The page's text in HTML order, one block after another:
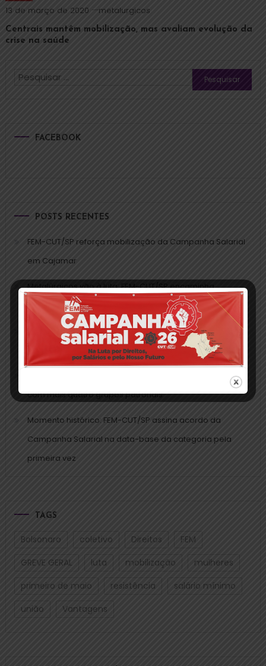
13 de março de 2020 metalurgicos
Centrais mantêm mobilização, mas avaliam evolução da
crise na saúde
FACEBOOK
POSTS RECENTES
FEM-CUT/SP reforça mobilização da Campanha Salarial
em Cajamar
Metalúrgicos vão à luta: FEM-CUT/SP encaminha
mobilização da Campanha Salarial em todo o estado
Campanha Salarial 2025: trabalho da FEM-CUT/SP
valoriza aumento real diante da inflação acumulada
FEM-CUT/SP assina CCTs da Campanha Salarial 2025
com mais quatro grupos patronais
Momento histórico: FEM-CUT/SP assina acordo da
Campanha Salarial na data-base da categoria pela
primeira vez
TAGS
Bolsonaro coletivo Direitos
FEM
GREVE GERAL
luta mobilização
mulheres
primeiro de maio
resistência
salário mínimo
união
Vantagens